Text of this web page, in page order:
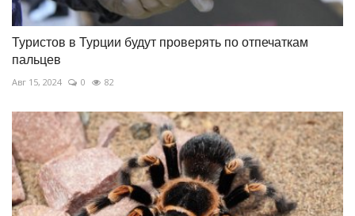
Туристов в Турции будут проверять по отпечаткам
пальцев
Авг 15, 2024 0 82